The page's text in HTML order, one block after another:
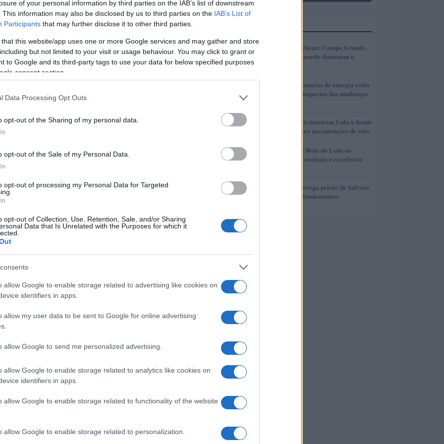
of your personal information by third parties on the IAB’s list of downstream
This information may also be disclosed by us to third parties on the IAB’s List of
Participants that may further disclose it to other third parties.
that this website/app uses one or more Google services and may gather and store
but not limited to your visit or usage behaviour. You may click to grant or
to Google and its third-party tags to use your data for below specified purposes
consent section.
Data Processing Opt Outs
opt-out of the Sharing of my personal data.
opt-out of the Sale of my Personal Data.
opt-out of processing my Personal Data for Targeted
opt-out of Collection, Use, Retention, Sale, and/or Sharing
Data that Is Unrelated with the Purposes for which it
allow Google to enable storage related to advertising like cookies on
identifiers in apps.
allow my user data to be sent to Google for online advertising
allow Google to send me personalized advertising.
allow Google to enable storage related to analytics like cookies on
identifiers in apps.
allow Google to enable storage related to functionality of the website
allow Google to enable storage related to personalization.
Valor Sentimental . A repercussão da vitória nos
cinema brasileiro na cena ibero-americana.
nas categorias centrais
foi agraciado nas principais categorias: levou o
, além de conquistas para
quanto a intensidade da interpretação de
um reconhecimento amplo que vai
do longa de dialogar com memória histórica
paralelo
também foi lembrada em prêmios técnicos
conquistou prêmios em áreas comomúsica
de montagem
ou ao roteiro, mas envolveu uma equipe técnica
do longa. O acúmulo dessas honrarias reforça a
todos os seus aspectos.
1
Transformação urbana: Campo Grande,
Cáceres e São Bernardo iluminam o
futuro
2
Como as concessionárias de energia estão
se adaptando aos impactos das mudanças
3
Pesquisas eleitorais mostram Lula à frente
de Flávio Bolsonaro nas intenções de voto
4
Torneio Leiteiro e Rota do Leite no
Agroleite 2026: tecnologia e excelência
5
Desembargador revoga prisão de Salvino
Oliveira e critica fundamentos